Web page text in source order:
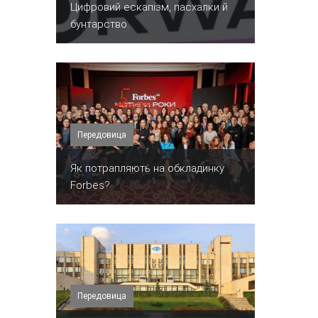
​Цифровий ескапізм, пасхалки й
бунтарство.
Передовица
​Як потрапляють на обкладинку
Forbes?
Передовица